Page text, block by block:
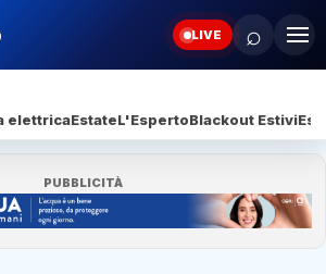
LIVE ⌕
elettricaEstateL'EspertoBlackout Estivi
PUBBLICITÀ